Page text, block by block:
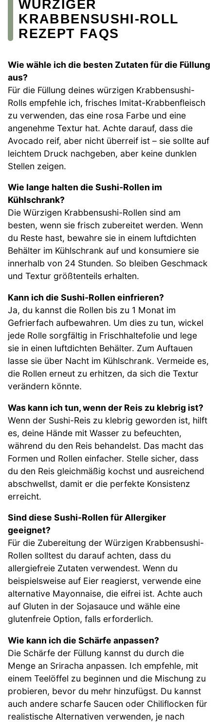
WÜRZIGER
KRABBENSUSHI-ROLL
REZEPT FAQS
Wie wähle ich die besten Zutaten für die Füllung
aus?
Für die Füllung deines würzigen Krabbensushi-
Rolls empfehle ich, frisches Imitat-Krabbenfleisch
zu verwenden, das eine rosa Farbe und eine
angenehme Textur hat. Achte darauf, dass die
Avocado reif, aber nicht überreif ist – sie sollte auf
leichtem Druck nachgeben, aber keine dunklen
Stellen zeigen.
Wie lange halten die Sushi-Rollen im
Kühlschrank?
Die Würzigen Krabbensushi-Rollen sind am
besten, wenn sie frisch zubereitet werden. Wenn
du Reste hast, bewahre sie in einem luftdichten
Behälter im Kühlschrank auf und konsumiere sie
innerhalb von 24 Stunden. So bleiben Geschmack
und Textur größtenteils erhalten.
Kann ich die Sushi-Rollen einfrieren?
Ja, du kannst die Rollen bis zu 1 Monat im
Gefrierfach aufbewahren. Um dies zu tun, wickel
jede Rolle sorgfältig in Frischhaltefolie und lege
sie in einen luftdichten Behälter. Zum Auftauen
lasse sie über Nacht im Kühlschrank. Vermeide es,
die Rollen erneut zu erhitzen, da sich die Textur
verändern könnte.
Was kann ich tun, wenn der Reis zu klebrig ist?
Wenn der Sushi-Reis zu klebrig geworden ist, hilft
es, deine Hände mit Wasser zu befeuchten,
während du den Reis behandelst. Das macht das
Formen und Rollen einfacher. Stelle sicher, dass
du den Reis gleichmäßig kochst und ausreichend
abschwellst, damit er die perfekte Konsistenz
erreicht.
Sind diese Sushi-Rollen für Allergiker
geeignet?
Für die Zubereitung der Würzigen Krabbensushi-
Rollen solltest du darauf achten, dass du
allergiefreie Zutaten verwendest. Wenn du
beispielsweise auf Eier reagierst, verwende eine
alternative Mayonnaise, die eifrei ist. Achte auch
auf Gluten in der Sojasauce und wähle eine
glutenfreie Option, falls erforderlich.
Wie kann ich die Schärfe anpassen?
Die Schärfe der Füllung kannst du durch die
Menge an Sriracha anpassen. Ich empfehle, mit
einem Teelöffel zu beginnen und die Mischung zu
probieren, bevor du mehr hinzufügst. Du kannst
auch andere scharfe Saucen oder Chiliflocken für
realistische Alternativen verwenden, je nach